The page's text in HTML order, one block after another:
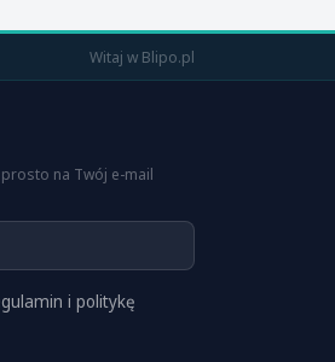
Witaj w Blipo.pl
na Twój e-mail
i politykę